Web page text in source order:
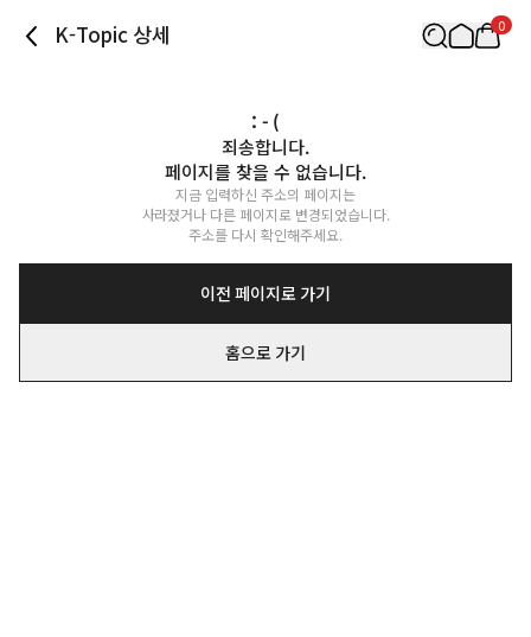
K-Topic 상세 0
: - (
죄송합니다.
페이지를 찾을 수 없습니다.
지금 입력하신 주소의 페이지는
사라졌거나 다른 페이지로 변경되었습니다.
주소를 다시 확인해주세요.
이전 페이지로 가기
홈으로 가기